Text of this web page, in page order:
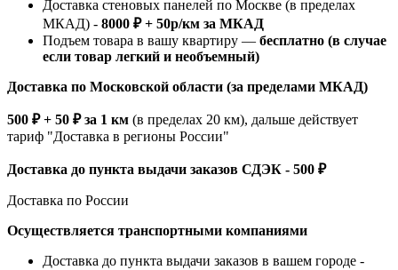
Доставка стеновых панелей по Москве (в пределах
МКАД) - 8000 ₽ + 50р/км за МКАД
Подъем товара в вашу квартиру — бесплатно (в случае
если товар легкий и необъемный)
Доставка по Московской области (за пределами МКАД)
500 ₽ + 50 ₽ за 1 км (в пределах 20 км), дальше действует
тариф "Доставка в регионы России"
Доставка до пункта выдачи заказов СДЭК - 500 ₽
Доставка по России
Осуществляется транспортными компаниями
Доставка до пункта выдачи заказов в вашем городе -